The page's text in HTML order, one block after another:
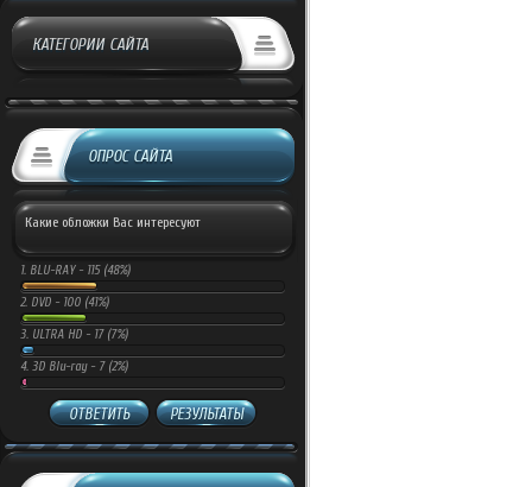
КАТЕГОРИИ САЙТА
ОПРОС САЙТА
Какие обложки Вас интересуют
1. BLU-RAY - 115 (48%)
2. DVD - 100 (41%)
3. ULTRA HD - 17 (7%)
4. 3D Blu-ray - 7 (2%)
ОТВЕТИТЬ РЕЗУЛЬТАТЫ